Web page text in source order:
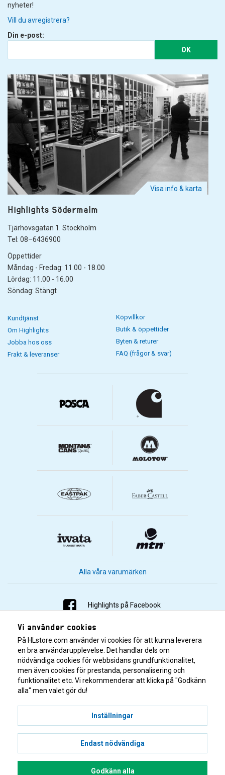
nyheter!
Vill du avregistrera?
Din e-post:
OK
Visa info & karta
Highlights Södermalm
Tjärhovsgatan 1. Stockholm
Tel: 08–6436900
Öppettider
Måndag - Fredag: 11.00 - 18.00
Lördag: 11.00 - 16.00
Söndag: Stängt
Kundtjänst
Om Highlights
Jobba hos oss
Frakt & leveranser
Köpvillkor
Butik & öppettider
Byten & returer
FAQ (frågor & svar)
Alla våra varumärken
Highlights på Facebook
Highlights på Instagram
Highlights på Youtube
Highlights på Tiktok
© 2001–2026 Highlights/KR Distribution AB.
Vi använder cookies
På HLstore.com använder vi cookies för att kunna leverera
en bra användarupplevelse. Det handlar dels om
nödvändiga cookies för webbsidans grundfunktionalitet,
men även cookies för prestanda, personalisering och
funktionalitet etc. Vi rekommenderar att klicka på "Godkänn
alla" men valet gör du!
Inställningar
Endast nödvändiga
Godkänn alla